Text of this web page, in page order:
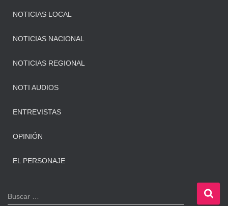
NOTICIAS LOCAL
NOTICIAS NACIONAL
NOTICIAS REGIONAL
NOTI AUDIOS
ENTREVISTAS
OPINIÓN
EL PERSONAJE
B
u
Buscar …